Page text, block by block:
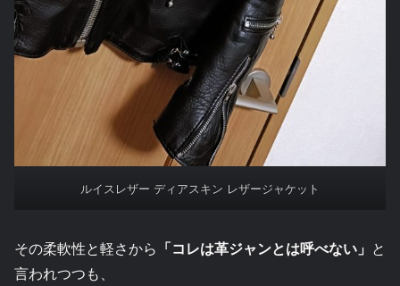
ルイスレザー ディアスキン レザージャケット
その柔軟性と軽さから 「コレは革ジャンとは呼べない」 と
言われつつも、